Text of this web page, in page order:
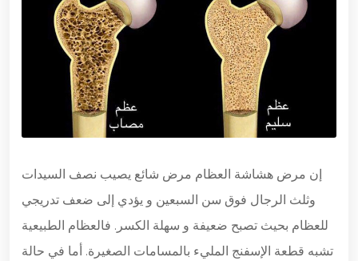
إن مرض هشاشة العظام مرض شائع يصيب نصف السيدات
وثلث الرجال فوق سن السبعين و يؤدي إلى ضعف تدريجي
للعظام بحيث تصبح ضعيفة و سهلة الكسر. فالعظام الطبيعية
تشبه قطعة الإسفنج المليء بالمسامات الصغيرة. أما في حالة